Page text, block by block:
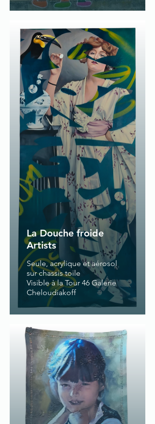
La Douche froide
Artists
Seule, acrylique et aérosol
sur chassis toile
Visible à la Tour 46 Galerie
Cheloudiakoff